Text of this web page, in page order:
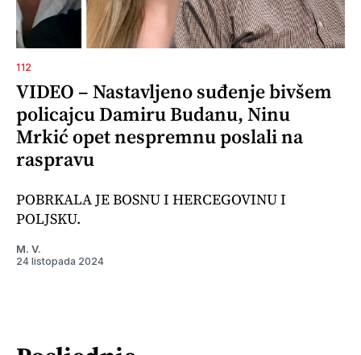
112
VIDEO – Nastavljeno suđenje bivšem
policajcu Damiru Budanu, Ninu
Mrkić opet nespremnu poslali na
raspravu
POBRKALA JE BOSNU I HERCEGOVINU I
POLJSKU.
M. V.
24 listopada 2024